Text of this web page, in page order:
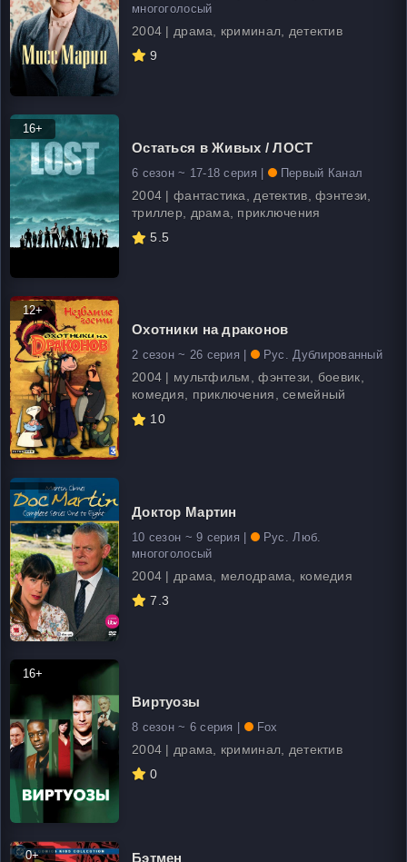
многоголосый
2004 | драма, криминал, детектив
9
16+
Остаться в Живых / ЛОСТ
6 сезон ~ 17-18 серия | Первый Канал
2004 | фантастика, детектив, фэнтези,
триллер, драма, приключения
5.5
12+
Охотники на драконов
2 сезон ~ 26 серия | Рус. Дублированный
2004 | мультфильм, фэнтези, боевик,
комедия, приключения, семейный
10
Доктор Мартин
10 сезон ~ 9 серия |
Рус. Люб.
многоголосый
2004 | драма, мелодрама, комедия
7.3
16+
Виртуозы
8 сезон ~ 6 серия | Fox
2004 | драма, криминал, детектив
0
0+ Бэтмен